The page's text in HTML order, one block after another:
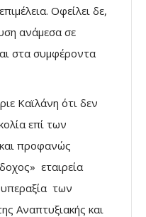
Οφείλει δε,
ανάμεσα σε
στα συμφέροντα
Καϊλάνη ότι δεν
επί των
προφανώς
εταιρεία
των
Αναπτυξιακής και